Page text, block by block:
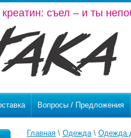
съел – и ты
Вопросы / Предложения
Главная \ Одежда \ Одежда